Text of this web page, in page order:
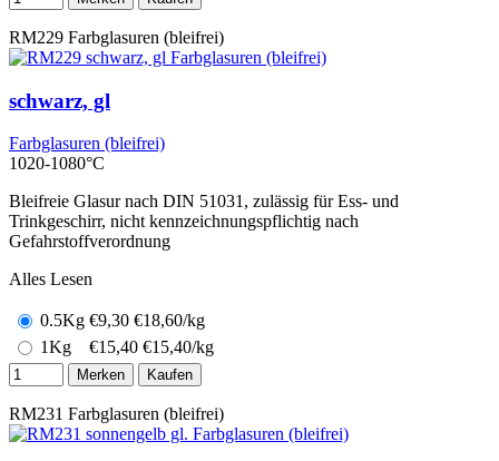
RM229 Farbglasuren (bleifrei)
schwarz, gl
Farbglasuren (bleifrei)
1020-1080°C
Bleifreie Glasur nach DIN 51031, zulässig für Ess- und
Trinkgeschirr, nicht kennzeichnungspflichtig nach
Gefahrstoffverordnung
Alles Lesen
0.5Kg €9,30 €18,60/kg
1Kg
€15,40 €15,40/kg
Merken Kaufen
RM231 Farbglasuren (bleifrei)